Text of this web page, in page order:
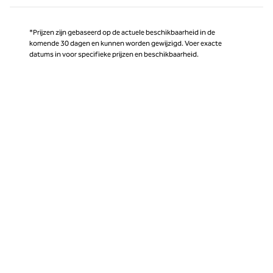
*Prijzen zijn gebaseerd op de actuele beschikbaarheid in de
komende 30 dagen en kunnen worden gewijzigd. Voer exacte
datums in voor specifieke prijzen en beschikbaarheid.